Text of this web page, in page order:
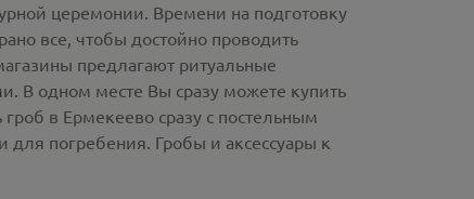
церемонии. Времени на подготовку
все, чтобы достойно проводить
предлагают ритуальные
В одном месте Вы сразу можете купить
гроб в Ермекеево сразу с постельным
погребения. Гробы и аксессуары к